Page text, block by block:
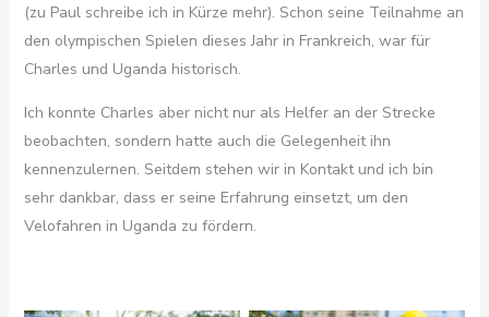
(zu Paul schreibe ich in Kürze mehr). Schon seine Teilnahme an
den olympischen Spielen dieses Jahr in Frankreich, war für
Charles und Uganda historisch.
Ich konnte Charles aber nicht nur als Helfer an der Strecke
beobachten, sondern hatte auch die Gelegenheit ihn
kennenzulernen. Seitdem stehen wir in Kontakt und ich bin
sehr dankbar, dass er seine Erfahrung einsetzt, um den
Velofahren in Uganda zu fördern.